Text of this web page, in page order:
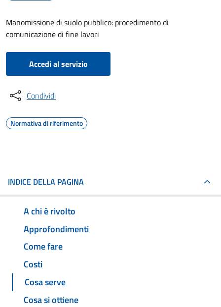
Manomissione di suolo pubblico: procedimento di
comunicazione di fine lavori
Accedi al servizio
Condividi
Normativa di riferimento
INDICE DELLA PAGINA
A chi è rivolto
Approfondimenti
Come fare
Costi
Cosa serve
Cosa si ottiene